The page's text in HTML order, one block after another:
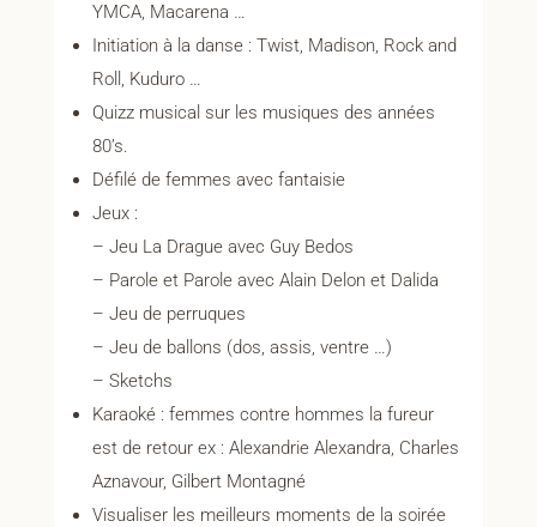
YMCA, Macarena …
Initiation à la danse : Twist, Madison, Rock and
Roll, Kuduro …
Quizz musical sur les musiques des années
80’s.
Défilé de femmes avec fantaisie
Jeux :
– Jeu La Drague avec Guy Bedos
– Parole et Parole avec Alain Delon et Dalida
– Jeu de perruques
– Jeu de ballons (dos, assis, ventre …)
– Sketchs
Karaoké : femmes contre hommes la fureur
est de retour ex : Alexandrie Alexandra, Charles
Aznavour, Gilbert Montagné
Visualiser les meilleurs moments de la soirée